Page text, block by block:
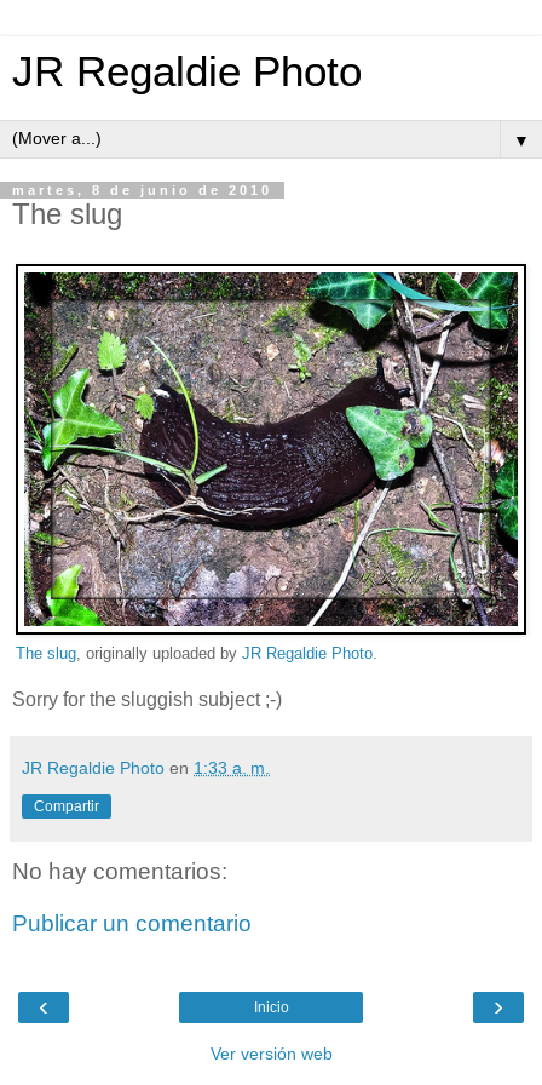
JR Regaldie Photo
▼
martes, 8 de junio de 2010
The slug
The slug, originally uploaded by JR Regaldie Photo.
Sorry for the sluggish subject ;-)
JR Regaldie Photo en 1:33 a. m.
Compartir
No hay comentarios:
Publicar un comentario
‹ ›
Inicio
Ver versión web